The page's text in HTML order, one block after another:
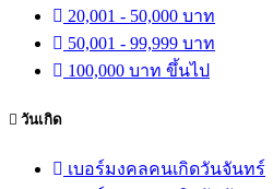
20,001 - 50,000 บาท
50,001 - 99,999 บาท
100,000 บาท ขึ้นไป
วันเกิด
เบอร์มงคลคนเกิดวันจันทร์